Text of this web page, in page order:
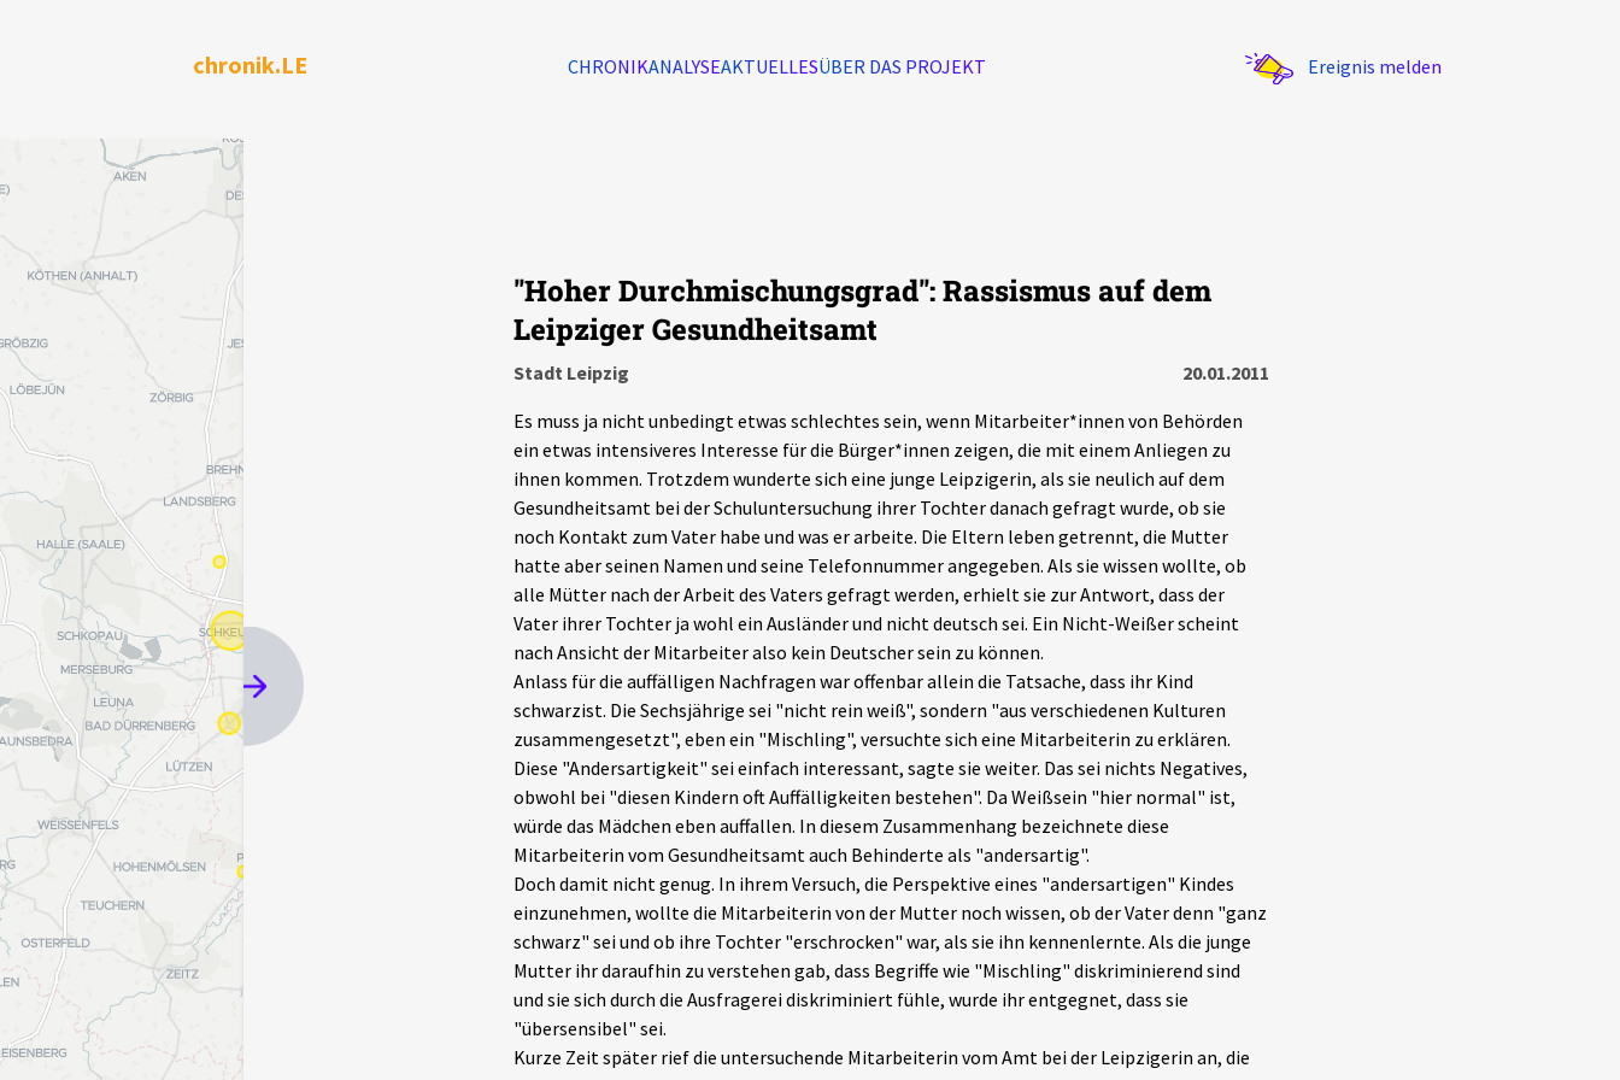
chronik.LE CHRONIKANALYSEAKTUELLESÜBER DAS PROJEKT Ereignis melden
"Hoher Durchmischungsgrad": Rassismus auf dem
Leipziger Gesundheitsamt
Stadt Leipzig
20.01.2011
Es muss ja nicht unbedingt etwas schlechtes sein, wenn Mitarbeiter*innen von Behörden
ein etwas intensiveres Interesse für die Bürger*innen zeigen, die mit einem Anliegen zu
ihnen kommen. Trotzdem wunderte sich eine junge Leipzigerin, als sie neulich auf dem
Gesundheitsamt bei der Schuluntersuchung ihrer Tochter danach gefragt wurde, ob sie
noch Kontakt zum Vater habe und was er arbeite. Die Eltern leben getrennt, die Mutter
hatte aber seinen Namen und seine Telefonnummer angegeben. Als sie wissen wollte, ob
alle Mütter nach der Arbeit des Vaters gefragt werden, erhielt sie zur Antwort, dass der
Vater ihrer Tochter ja wohl ein Ausländer und nicht deutsch sei. Ein Nicht-Weißer scheint
nach Ansicht der Mitarbeiter also kein Deutscher sein zu können.
Anlass für die auffälligen Nachfragen war offenbar allein die Tatsache, dass ihr Kind
schwarzist. Die Sechsjährige sei "nicht rein weiß", sondern "aus verschiedenen Kulturen
zusammengesetzt", eben ein "Mischling", versuchte sich eine Mitarbeiterin zu erklären.
Diese "Andersartigkeit" sei einfach interessant, sagte sie weiter. Das sei nichts Negatives,
obwohl bei "diesen Kindern oft Auffälligkeiten bestehen". Da Weißsein "hier normal" ist,
würde das Mädchen eben auffallen. In diesem Zusammenhang bezeichnete diese
Mitarbeiterin vom Gesundheitsamt auch Behinderte als "andersartig".
Doch damit nicht genug. In ihrem Versuch, die Perspektive eines "andersartigen" Kindes
einzunehmen, wollte die Mitarbeiterin von der Mutter noch wissen, ob der Vater denn "ganz
schwarz" sei und ob ihre Tochter "erschrocken" war, als sie ihn kennenlernte. Als die junge
Mutter ihr daraufhin zu verstehen gab, dass Begriffe wie "Mischling" diskriminierend sind
und sie sich durch die Ausfragerei diskriminiert fühle, wurde ihr entgegnet, dass sie
"übersensibel" sei.
Kurze Zeit später rief die untersuchende Mitarbeiterin vom Amt bei der Leipzigerin an, die
Ereignisse Statistik